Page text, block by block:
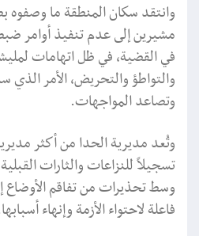
وانتقد سكان المنطقة ما وصفوه
مشيرين إلى عدم تنفيذ أوامر
في القضية، في ظل اتهامات
والتواطؤ والتحريض، الأمر الذي
وتصاعد المواجهات.
وتُعد مديرية الحدا من أكثر
تسجيلاً للنزاعات والثارات
وسط تحذيرات من تفاقم الأوضاع
فاعلة لاحتواء الأزمة وإنهاء